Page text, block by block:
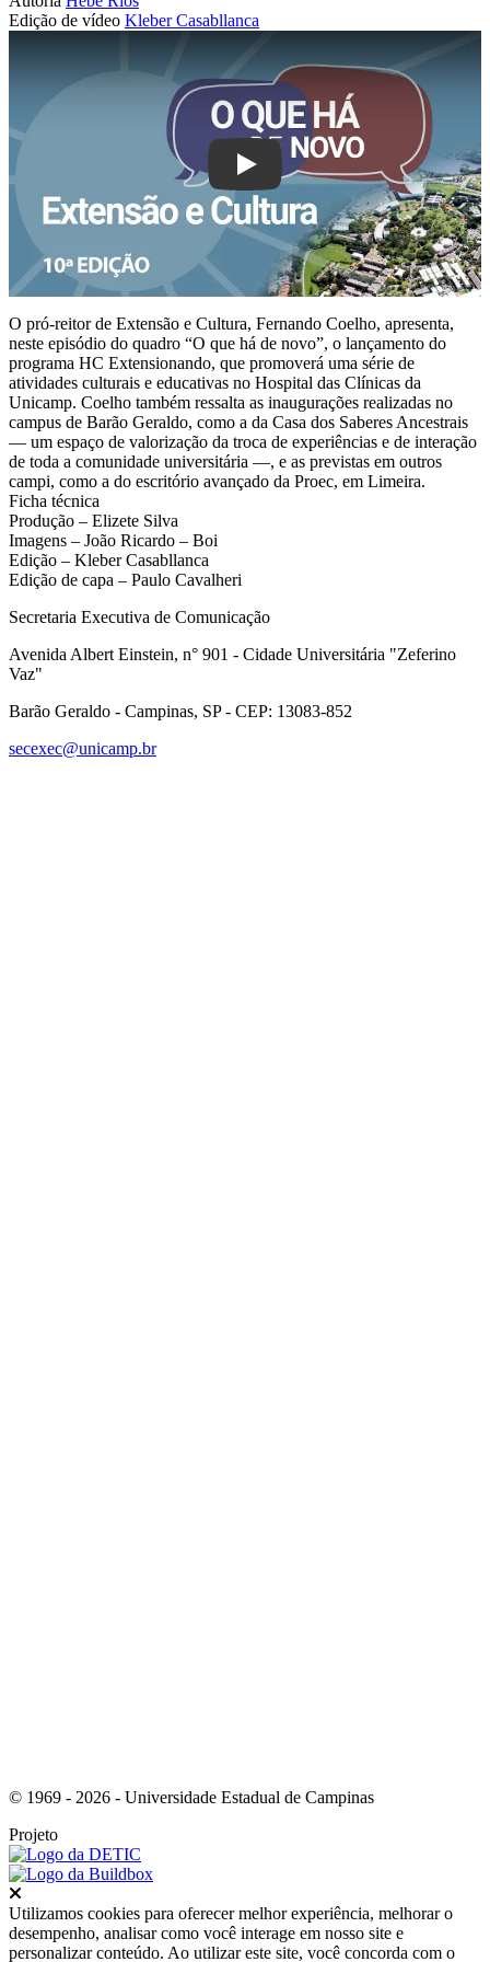
Edição de vídeo Kleber Casabllanca
Play
O pró-reitor de Extensão e Cultura, Fernando Coelho, apresenta,
neste episódio do quadro “O que há de novo”, o lançamento do
programa HC Extensionando, que promoverá uma série de
atividades culturais e educativas no Hospital das Clínicas da
Unicamp. Coelho também ressalta as inaugurações realizadas no
campus de Barão Geraldo, como a da Casa dos Saberes Ancestrais
— um espaço de valorização da troca de experiências e de interação
de toda a comunidade universitária —, e as previstas em outros
campi, como a do escritório avançado da Proec, em Limeira.
Ficha técnica
Produção – Elizete Silva
Imagens – João Ricardo – Boi
Edição – Kleber Casabllanca
Edição de capa – Paulo Cavalheri
Secretaria Executiva de Comunicação
Avenida Albert Einstein, n° 901 - Cidade Universitária "Zeferino
Vaz"
Barão Geraldo - Campinas, SP - CEP: 13083-852
secexec@unicamp.br
© 1969 - 2026 - Universidade Estadual de Campinas
Projeto
Utilizamos cookies para oferecer melhor experiência, melhorar o
desempenho, analisar como você interage em nosso site e
personalizar conteúdo. Ao utilizar este site, você concorda com o